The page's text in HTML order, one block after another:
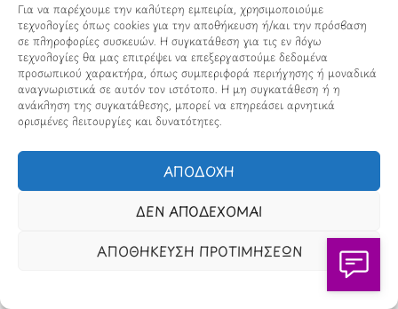
Για να παρέχουμε την καλύτερη εμπειρία, χρησιμοποιούμε
τεχνολογίες όπως cookies για την αποθήκευση ή/και την πρόσβαση
σε πληροφορίες συσκευών. Η συγκατάθεση για τις εν λόγω
τεχνολογίες θα μας επιτρέψει να επεξεργαστούμε δεδομένα
προσωπικού χαρακτήρα, όπως συμπεριφορά περιήγησης ή μοναδικά
αναγνωριστικά σε αυτόν τον ιστότοπο. Η μη συγκατάθεση ή η
ανάκληση της συγκατάθεσης, μπορεί να επηρεάσει αρνητικά
ορισμένες λειτουργίες και δυνατότητες.
ΑΠΟΔΟΧΗ
ΔΕΝ ΑΠΟΔΕΧΟΜΑΙ
ΑΠΟΘΗΚΕΥΣΗ ΠΡΟΤΙΜΗΣΕΩΝ
Τα πνευματικά δικαιώματα κάθε άρθρου, εικόνας ή
βίντεοανήκουν αποκλειστικά στους αρχικούς δημιουργούς
και φορείς τους, σύμφωνα με τον Νόμο 2121/1993 και την
Ευρωπαϊκή Οδηγία 2019/790 (ΕΕ) περί προστασίας της
πνευματικής ιδιοκτησίας.
ορίων της επιτρεπόμενης παράθεσης
αποσπασμάτων(άρθρο 19 Ν. 2121/1993),αποκλειστικά για
ενημερωτικούς σκοπούς , με αυτόματηεμφάνιση της πηγής
και συνδέσμουπρος το αρχικό δημοσίευμα.
Επειδή η διαδικασία συλλογής και εμφάνισης περιεχομένου
δεν φέρει